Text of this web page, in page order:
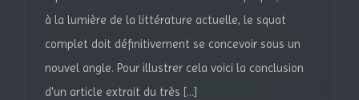
à la lumière de la littérature actuelle, le squat
complet doit définitivement se concevoir sous un
nouvel angle. Pour illustrer cela voici la conclusion
d'un article extrait du très [...]